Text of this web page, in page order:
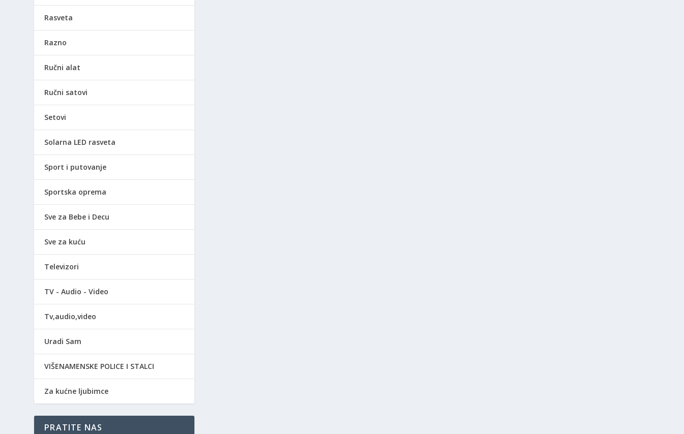
Rasveta
Razno
Ručni alat
Ručni satovi
Setovi
Solarna LED rasveta
Sport i putovanje
Sportska oprema
Sve za Bebe i Decu
Sve za kuću
Televizori
TV - Audio - Video
Tv,audio,video
Uradi Sam
VIŠENAMENSKE POLICE I STALCI
Za kućne ljubimce
PRATITE NAS